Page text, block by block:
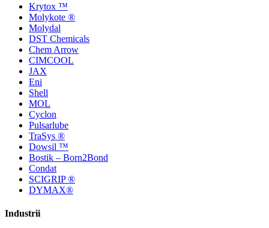
Krytox ™
Molykote ®
Molydal
DST Chemicals
Chem Arrow
CIMCOOL
JAX
Eni
Shell
MOL
Cyclon
Pulsarlube
TraSys ®
Dowsil ™
Bostik – Born2Bond
Condat
SCIGRIP ®
DYMAX®
Industrii